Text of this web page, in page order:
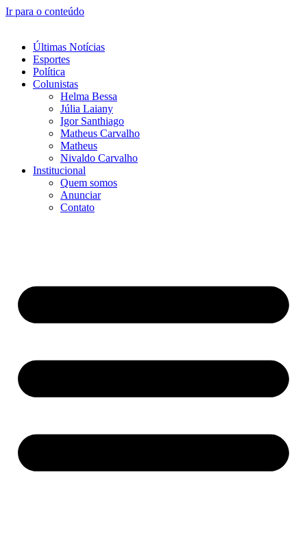
Ir para o conteúdo
Últimas Notícias
Esportes
Política
Colunistas
Helma Bessa
Júlia Laiany
Igor Santhiago
Matheus Carvalho
Matheus
Nivaldo Carvalho
Institucional
Quem somos
Anunciar
Contato